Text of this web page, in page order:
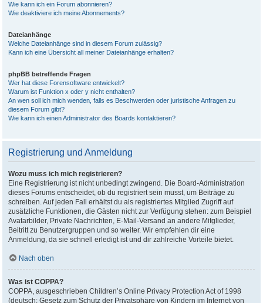
Wie kann ich ein Forum abonnieren?
Wie deaktiviere ich meine Abonnements?
Dateianhänge
Welche Dateianhänge sind in diesem Forum zulässig?
Kann ich eine Übersicht all meiner Dateianhänge erhalten?
phpBB betreffende Fragen
Wer hat diese Forensoftware entwickelt?
Warum ist Funktion x oder y nicht enthalten?
An wen soll ich mich wenden, falls es Beschwerden oder juristische Anfragen zu
diesem Forum gibt?
Wie kann ich einen Administrator des Boards kontaktieren?
Registrierung und Anmeldung
Wozu muss ich mich registrieren?
Eine Registrierung ist nicht unbedingt zwingend. Die Board-Administration
dieses Forums entscheidet, ob du registriert sein musst, um Beiträge zu
schreiben. Auf jeden Fall erhältst du als registriertes Mitglied Zugriff auf
zusätzliche Funktionen, die Gästen nicht zur Verfügung stehen: zum Beispiel
Avatarbilder, Private Nachrichten, E-Mail-Versand an andere Mitglieder,
Beitritt zu Benutzergruppen und so weiter. Wir empfehlen dir eine
Anmeldung, da sie schnell erledigt ist und dir zahlreiche Vorteile bietet.
Nach oben
Was ist COPPA?
COPPA, ausgeschrieben Children’s Online Privacy Protection Act of 1998
(deutsch: Gesetz zum Schutz der Privatsphäre von Kindern im Internet von